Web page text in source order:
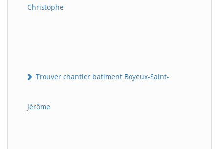
Christophe
Trouver chantier batiment Boyeux-Saint-
Jérôme